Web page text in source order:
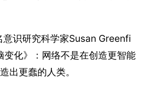
识研究科学家Susan Greenfi
变化》：网络不是在创造更智能
出更蠢的人类。